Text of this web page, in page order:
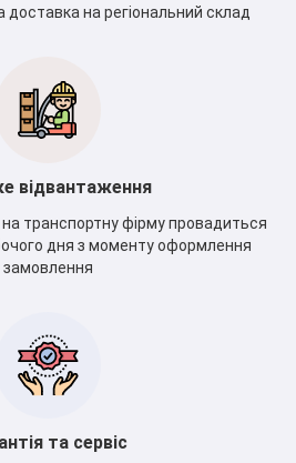
доставка на регіональний склад
відвантаження
транспортну фірму провадиться
дня з моменту оформлення
замовлення
та сервіс